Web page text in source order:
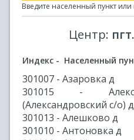
Введите населенный пункт или
Центр:
Индекс - Населенный
301007 - Азаровка д
301015 -
(Александровский с/о) д
301013 - Алешково д
301010 - Антоновка д